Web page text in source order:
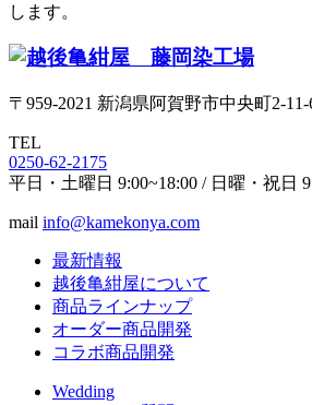
します。
〒959-2021 新潟県阿賀野市中央町2-11-
TEL
0250-62-2175
平日・土曜日 9:00~18:00 / 日曜・祝日
mail info@kamekonya.com
最新情報
越後亀紺屋について
商品ラインナップ
オーダー商品開発
コラボ商品開発
Wedding